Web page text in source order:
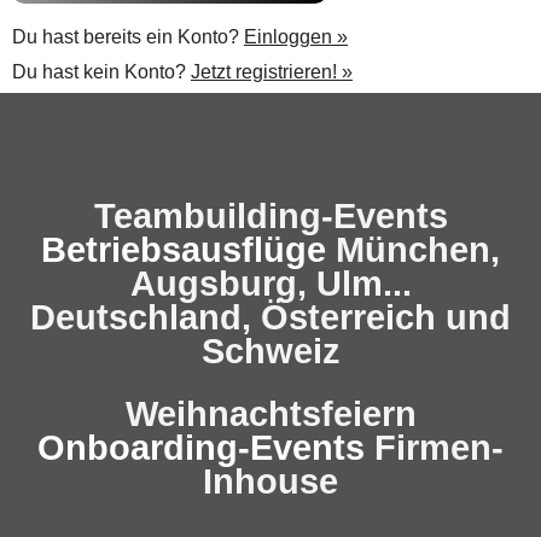
Du hast bereits ein Konto? Einloggen »
Du hast kein Konto? Jetzt registrieren! »
Teambuilding-Events
Betriebsausflüge München,
Augsburg, Ulm...
Deutschland, Österreich und
Schweiz
Weihnachtsfeiern
Onboarding-Events Firmen-
Inhouse